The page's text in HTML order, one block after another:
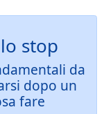
stop
da
dopo un
fare